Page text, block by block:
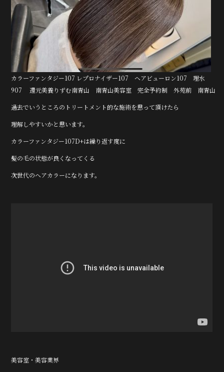
カラーファンタジー107 レプロナイザー107 ヘアビューロン107 理水
907 還元美養りずむ南青山 南青山美容室 完全予約制 外苑前 南青山
過去でいうところのトリートメント的な施術を思って頂けたら
理解しやすいかと思います。
カラーファンタジー107D+は繰り返す度に
髪の毛の状態が良くなってくる
次世代のヘアカラーになります。
美容室・美容業界